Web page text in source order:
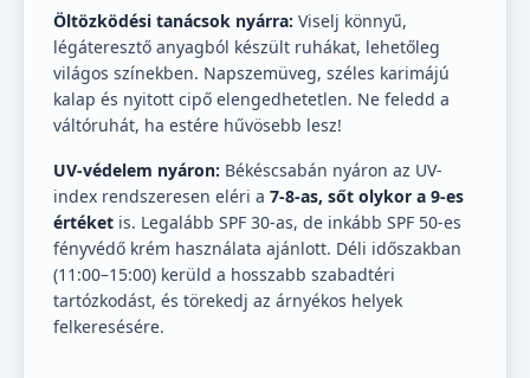
Öltözködési tanácsok nyárra: Viselj könnyű,
légáteresztő anyagból készült ruhákat, lehetőleg
világos színekben. Napszemüveg, széles karimájú
kalap és nyitott cipő elengedhetetlen. Ne feledd a
váltóruhát, ha estére hűvösebb lesz!
UV-védelem nyáron: Békéscsabán nyáron az UV-
index rendszeresen eléri a 7-8-as, sőt olykor a 9-es
értéket is. Legalább SPF 30-as, de inkább SPF 50-es
fényvédő krém használata ajánlott. Déli időszakban
(11:00–15:00) kerüld a hosszabb szabadtéri
tartózkodást, és törekedj az árnyékos helyek
felkeresésére.